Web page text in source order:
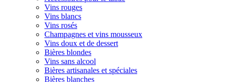
Vins rouges
Vins blancs
Vins rosés
Champagnes et vins mousseux
Vins doux et de dessert
Bières blondes
Vins sans alcool
Bières artisanales et spéciales
Bières blanches